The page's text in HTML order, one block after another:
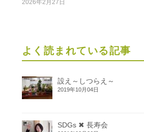
2026年2月27日
よく読まれている記事
設え～しつらえ～
2019年10月04日
SDGs ✖ 長寿会